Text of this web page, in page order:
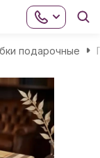
подарочные